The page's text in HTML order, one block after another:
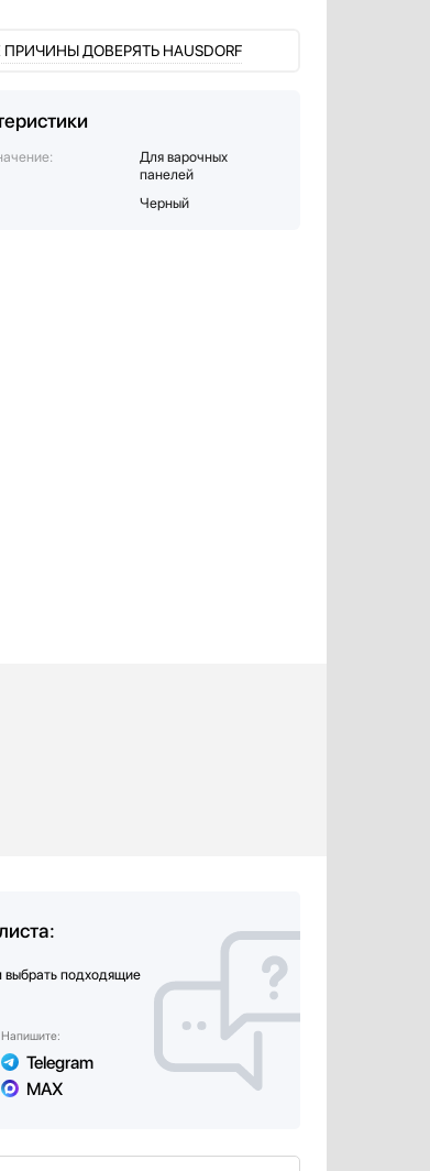
ПРИЧИНЫ ДОВЕРЯТЬ HAUSDORF
Для варочных
панелей
Черный
подходящие
Напишите:
Telegram
MAX